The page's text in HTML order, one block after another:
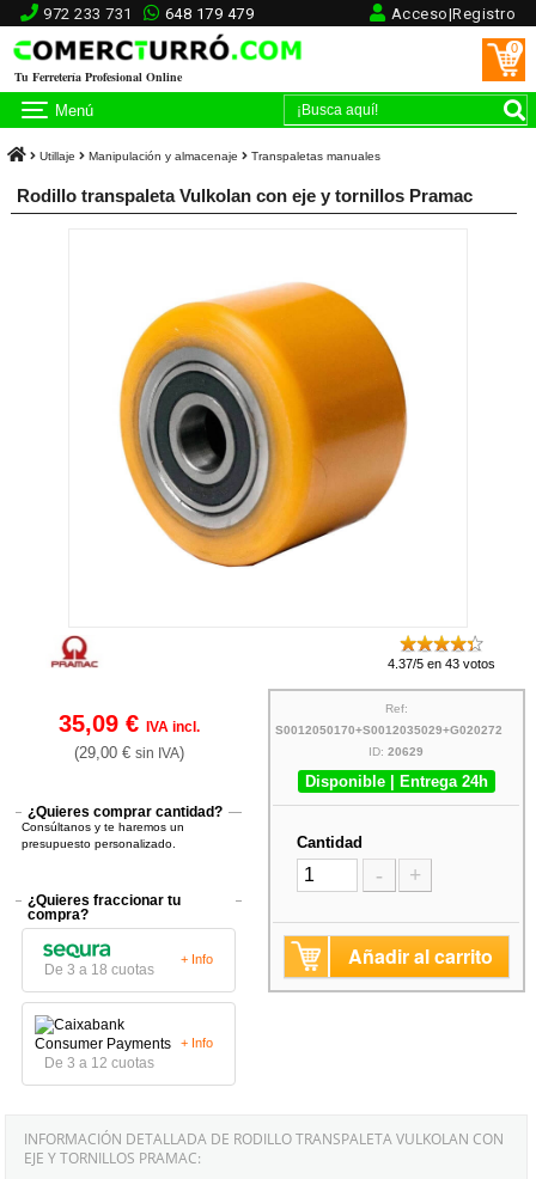
972 233 731 648 179 479 Acceso|Registro
Tu Ferretería Profesional Online
0
Menú
Utillaje Manipulación y almacenaje Transpaletas manuales
Rodillo transpaleta Vulkolan con eje y tornillos Pramac
4.37/5 en 43 votos
35,09 € IVA incl.
(29,00 € sin IVA)
¿Quieres comprar cantidad?
Consúltanos y te haremos un
presupuesto personalizado.
¿Quieres fraccionar tu
compra?
De 3 a 18 cuotas
+ Info
De 3 a 12 cuotas
+ Info
Ref:
S0012050170+S0012035029+G020272
ID:20629
Disponible | Entrega 24h
Cantidad
- +
Añadir al carrito
INFORMACIÓN DETALLADA DE RODILLO TRANSPALETA VULKOLAN CON
EJE Y TORNILLOS PRAMAC: